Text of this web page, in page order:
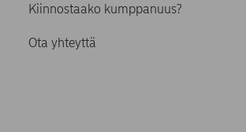
Kiinnostaako kumppanuus?
Ota yhteyttä